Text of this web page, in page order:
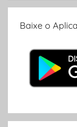
Baixe o